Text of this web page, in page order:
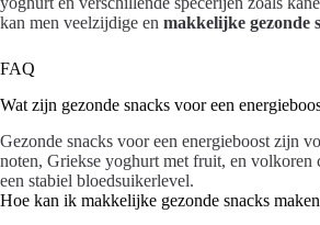
kan men veelzijdige en makkelijke gezonde
FAQ
Wat zijn gezonde snacks voor een
Gezonde snacks voor een energieboost zijn
noten, Griekse yoghurt met fruit, en volkoren
een stabiel bloedsuikerlevel.
Hoe kan ik makkelijke gezonde snacks